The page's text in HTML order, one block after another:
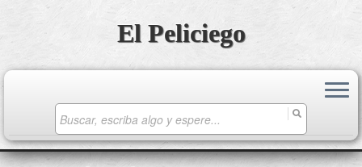
Saltar
El Peliciego